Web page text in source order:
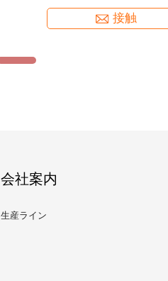
接触
会社案内
生産ライン